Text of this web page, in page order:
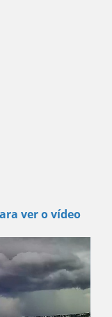
ver o vídeo